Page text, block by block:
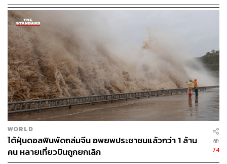
ราคาน้ำมันเริ่มกลับมาทรงตัว หลังจากที่ปรับตัวลดลงอย่าง
หนักเมื่อสัปดาห์ที่แล้ว เนื่องจากนักลงทุนกลับมาสนใจกับแนว
โน้มอุปทานทั่วโลกที่ตึงตัว ขณะที่ข้อตกลงที่ช่วยให้รัฐบาล
สหรัฐอเมริการอดพ้นวิกฤต Shutdown ช่วยฟื้นคืนความเสี่ยง
ที่ยอมรับได้
ราคาน้ำมันดิบเบรนต์ล่วงหน้าเดือนธันวาคมเพิ่มขึ้น 17 เซนต์
หรือ 0.18% สู่ 92.37 ดอลลาร์ต่อบาร์เรลภายในเช้าวันนี้ (2
ตุลาคม) หลังจากลดลง 90 เซนต์เมื่อวันศุกร์ที่แล้ว และสัญญา
ซื้อขายล่วงหน้าเบรนต์พฤศจิกายนร่วงลง 7 เซนต์ เหลือ
95.31 ดอลลาร์ต่อบาร์เรล ขณะที่ราคาน้ำมันดิบ WTI ล่วง
หน้าของสหรัฐฯ เพิ่มขึ้น 26 เซนต์ หรือ 0.29% สู่ 91.05
ดอลลาร์ต่อบาร์เรล หลังจากร่วงไป 92 เซนต์เมื่อวันศุกร์
WORLD
ไต้ฝุ่นดอลฟินพัดถล่มจีน อพยพประชาชนแล้วกว่า 1 ล้าน
คน หลายเที่ยวบินถูกยกเลิก
74